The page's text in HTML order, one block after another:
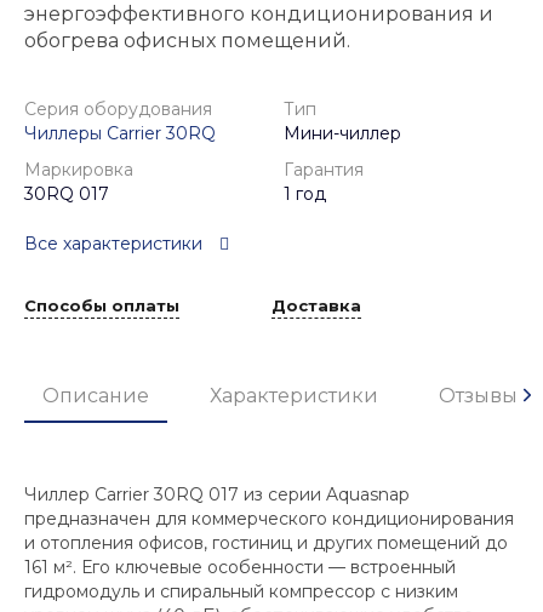
энергоэффективного кондиционирования и
обогрева офисных помещений.
Серия оборудования
Чиллеры Carrier 30RQ
Тип
Мини-чиллер
Маркировка
30RQ 017
Гарантия
1 год
Все характеристики
Способы оплаты Доставка
Описание Характеристики Отзывы
Чиллер Carrier 30RQ 017 из серии Aquasnap
предназначен для коммерческого кондиционирования
и отопления офисов, гостиниц и других помещений до
161 м². Его ключевые особенности — встроенный
гидромодуль и спиральный компрессор с низким